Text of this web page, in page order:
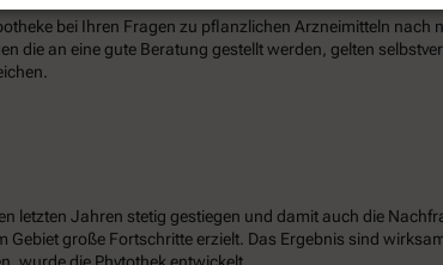
bei Ihren Fragen zu pflanzlichen Arzneimitteln
die an eine gute Beratung gestellt werden, gelten
letzten Jahren stetig gestiegen und damit auch die
große Fortschritte erzielt. Das Ergebnis sind
wurde die Phytothek entwickelt.